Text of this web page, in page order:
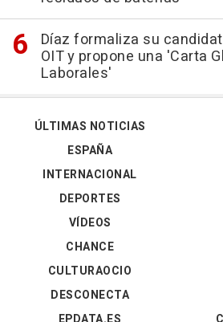
Díaz formaliza su
OIT y propone una 'Carta
Laborales'
ÚLTIMAS NOTICIAS
ESPAÑA
INTERNACIONAL
DEPORTES
VÍDEOS
CHANCE
CULTURAOCIO
DESCONECTA